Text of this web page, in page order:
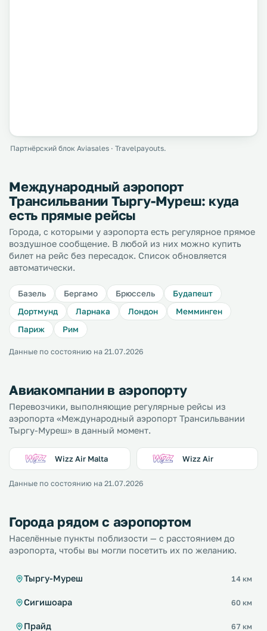
Партнёрский блок Aviasales · Travelpayouts.
Международный аэропорт
Трансильвании Тыргу-Муреш: куда
есть прямые рейсы
Города, с которыми у аэропорта есть регулярное прямое
воздушное сообщение. В любой из них можно купить
билет на рейс без пересадок. Список обновляется
автоматически.
Базель Бергамо Брюссель
Будапешт
Дортмунд
Ларнака Лондон
Мемминген
Париж
Рим
Данные по состоянию на 21.07.2026
Авиакомпании в аэропорту
Перевозчики, выполняющие регулярные рейсы из
аэропорта «Международный аэропорт Трансильвании
Тыргу-Муреш» в данный момент.
Wizz Air Malta Wizz Air
Данные по состоянию на 21.07.2026
Города рядом с аэропортом
Населённые пункты поблизости — с расстоянием до
аэропорта, чтобы вы могли посетить их по желанию.
Тыргу-Муреш 14 км
Сигишоара 60 км
Прайд 67 км